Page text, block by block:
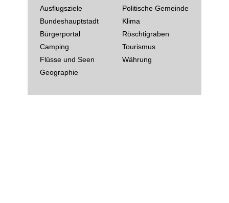
Ausflugsziele
Bundeshauptstadt
Bürgerportal
Camping
Flüsse und Seen
Geographie
Politische Gemeinde
Klima
Röschtigraben
Tourismus
Währung